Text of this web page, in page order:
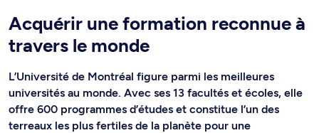
Acquérir une formation reconnue à
travers le monde
L’Université de Montréal figure parmi les meilleures
universités au monde. Avec ses 13 facultés et écoles, elle
offre 600 programmes d’études et constitue l’un des
terreaux les plus fertiles de la planète pour une